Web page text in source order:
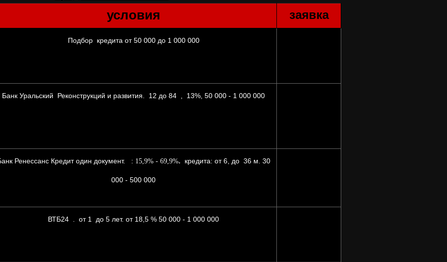
условия заявка
Подбор кредита от 50 000 до 1 000 000
Банк Уральский Реконструкций и развития. 12 до 84 , 13%, 50 000 - 1 000 000
Ренессанс Кредит один документ. : 15,9% - 69,9%. кредита: от 6, до 36 м. 30
000 - 500 000
ВТБ24 . от 1 до 5 лет. от 18,5 % 50 000 - 1 000 000